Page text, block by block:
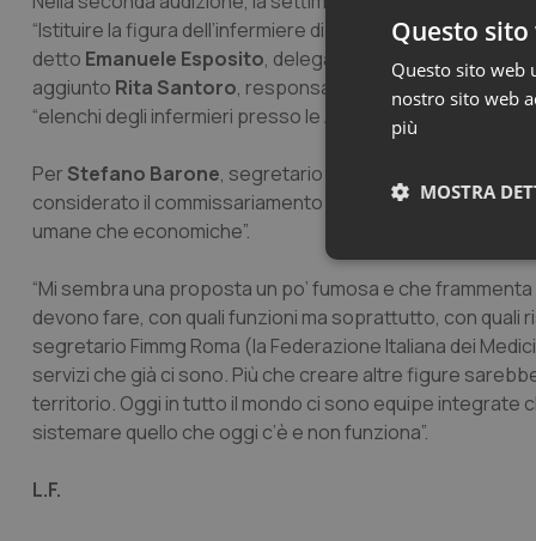
“Istituire la figura dell’infermiere di quartiere o di
detto Emanuele Esposito, delegato di Nursing up per la
aggiunto Rita Santoro, responsabile regionale della
“elenchi degli infermieri presso le Asl”.
Per Stefano Barone, segretario provinciale Roma di
considerato il commissariamento della sanità nel Lazio, i
umane che economiche”.
“Mi sembra una proposta un po’ fumosa e che
devono fare, con quali funzioni ma soprattutto, con quali
segretario Fimmg Roma (la Federazione Italiana dei
servizi che già ci sono. Più che creare altre figure
territorio. Oggi in tutto il mondo ci sono equipe
sistemare quello che oggi c’è e non funziona”.
L.F.
Questo
Questo sito web
nostro sito web
più
MOSTRA